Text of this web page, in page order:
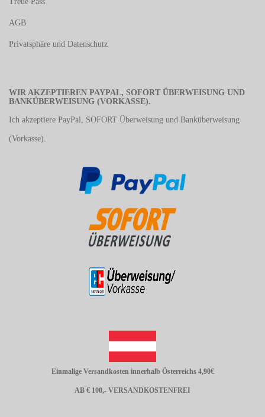
AGB
Privatsphäre und Datenschutz
WIR AKZEPTIEREN PAYPAL, SOFORT ÜBERWEISUNG UND
BANKÜBERWEISUNG (VORKASSE).
Ich akzeptiere PayPal, SOFORT Überweisung und Banküberweisung
(Vorkasse).
Einmalige Versandkosten innerhalb Österreichs 4,90€
AB € 100,- VERSANDKOSTENFREI